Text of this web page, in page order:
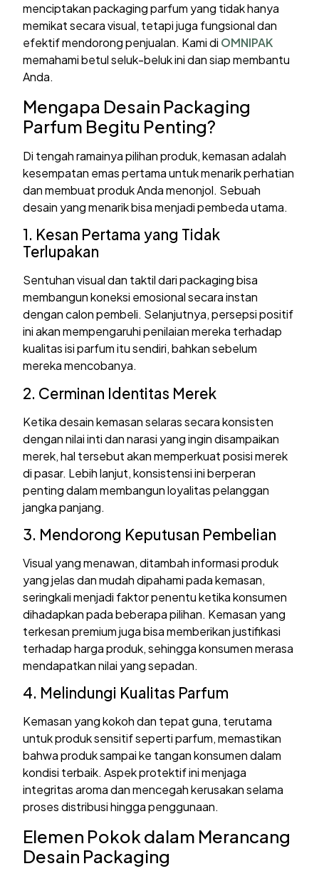
menciptakan packaging parfum yang tidak hanya
memikat secara visual, tetapi juga fungsional dan
efektif mendorong penjualan. Kami di OMNIPAK
memahami betul seluk-beluk ini dan siap membantu
Anda.
Mengapa Desain Packaging
Parfum Begitu Penting?
Di tengah ramainya pilihan produk, kemasan adalah
kesempatan emas pertama untuk menarik perhatian
dan membuat produk Anda menonjol. Sebuah
desain yang menarik bisa menjadi pembeda utama.
1. Kesan Pertama yang Tidak
Terlupakan
Sentuhan visual dan taktil dari packaging bisa
membangun koneksi emosional secara instan
dengan calon pembeli. Selanjutnya, persepsi positif
ini akan mempengaruhi penilaian mereka terhadap
kualitas isi parfum itu sendiri, bahkan sebelum
mereka mencobanya.
2. Cerminan Identitas Merek
Ketika desain kemasan selaras secara konsisten
dengan nilai inti dan narasi yang ingin disampaikan
merek, hal tersebut akan memperkuat posisi merek
di pasar. Lebih lanjut, konsistensi ini berperan
penting dalam membangun loyalitas pelanggan
jangka panjang.
3. Mendorong Keputusan Pembelian
Visual yang menawan, ditambah informasi produk
yang jelas dan mudah dipahami pada kemasan,
seringkali menjadi faktor penentu ketika konsumen
dihadapkan pada beberapa pilihan. Kemasan yang
terkesan premium juga bisa memberikan justifikasi
terhadap harga produk, sehingga konsumen merasa
mendapatkan nilai yang sepadan.
4. Melindungi Kualitas Parfum
Kemasan yang kokoh dan tepat guna, terutama
untuk produk sensitif seperti parfum, memastikan
bahwa produk sampai ke tangan konsumen dalam
kondisi terbaik. Aspek protektif ini menjaga
integritas aroma dan mencegah kerusakan selama
proses distribusi hingga penggunaan.
Elemen Pokok dalam Merancang
Desain Packaging